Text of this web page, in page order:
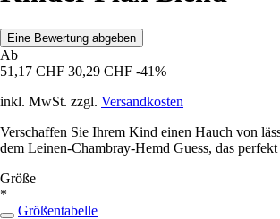
Eine Bewertung abgeben
Ab
51,17 CHF 30,29 CHF -41%
inkl. MwSt. zzgl. Versandkosten
Verschaffen Sie Ihrem Kind einen Hauch von
dem Leinen-Chambray-Hemd Guess, das
Größe
*
Größentabelle